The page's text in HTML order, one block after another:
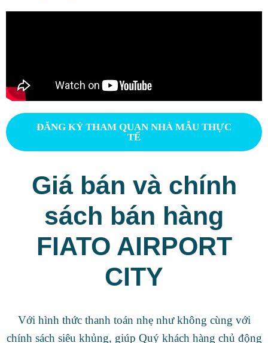
ĐĂNG KÝ THAM QUAN NHÀ MẪU THỰC
TẾ
Giá bán và chính
sách bán hàng
FIATO AIRPORT
CITY
Với hình thức thanh toán nhẹ như không cùng với
chính sách siêu khủng, giúp Quý khách hàng chủ động